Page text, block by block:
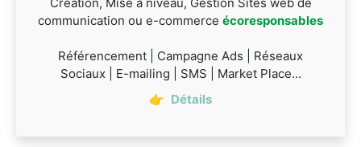
communication ou e-commerce écoresponsables
Référencement | Campagne Ads | Réseaux
Sociaux | E-mailing | SMS | Market Place...
👉 Détails